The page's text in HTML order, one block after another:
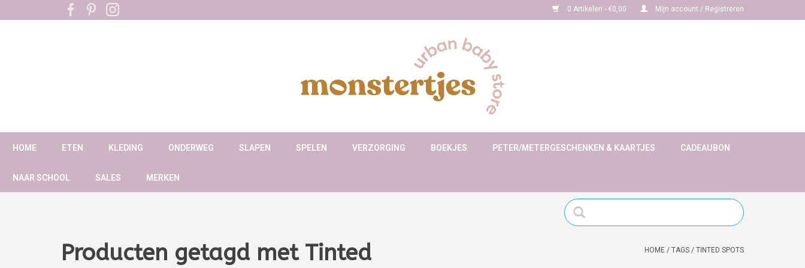
0 Artikelen - €0,00 Mijn account / Registreren
HOME ETEN KLEDING ONDERWEG SLAPEN SPELEN VERZORGING BOEKJES PETER/METERGESCHENKEN & KAARTJES CADEAUBON
NAAR SCHOOL SALES MERKEN
Producten getagd met Tinted
HOME / TAGS / TINTED SPOTS